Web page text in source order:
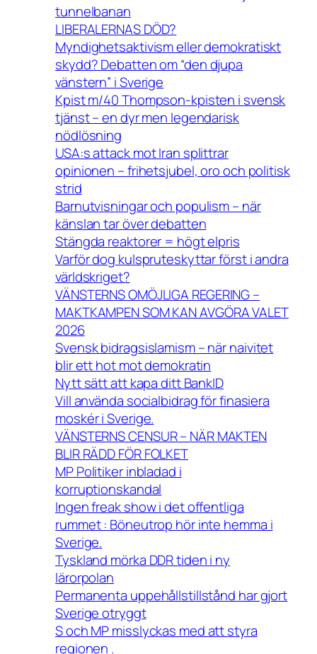
tunnelbanan
LIBERALERNAS DÖD?
Myndighetsaktivism eller demokratiskt
skydd? Debatten om “den djupa
vänstern” i Sverige
Kpist m/40 Thompson-kpisten i svensk
tjänst – en dyr men legendarisk
nödlösning
USA:s attack mot Iran splittrar
opinionen – frihetsjubel, oro och politisk
strid
Barnutvisningar och populism – när
känslan tar över debatten
Stängda reaktorer = högt elpris
Varför dog kulspruteskyttar först i andra
världskriget?
VÄNSTERNS OMÖJLIGA REGERING –
MAKTKAMPEN SOM KAN AVGÖRA VALET
2026
Svensk bidragsislamism – när naivitet
blir ett hot mot demokratin
Nytt sätt att kapa ditt BankID
Vill använda socialbidrag för finasiera
moskér i Sverige.
VÄNSTERNS CENSUR – NÄR MAKTEN
BLIR RÄDD FÖR FOLKET
MP Politiker inbladad i
korruptionskandal
Ingen freak show i det offentliga
rummet : Böneutrop hör inte hemma i
Sverige.
Tyskland mörka DDR tiden i ny
lärorpolan
Permanenta uppehållstillstånd har gjort
Sverige otryggt
S och MP misslyckas med att styra
regionen .